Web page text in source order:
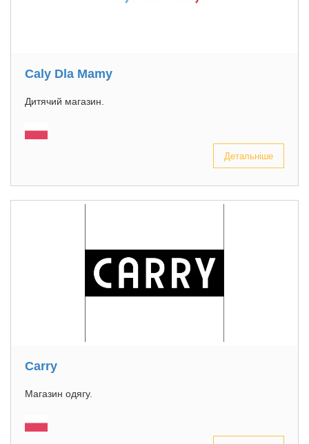
Caly Dla Mamy
Дитячий магазин.
Детальніше
Carry
Магазин одягу.